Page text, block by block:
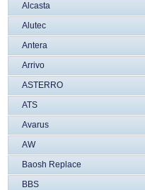
Alcasta
Alutec
Antera
Arrivo
ASTERRO
ATS
Avarus
AW
Baosh Replace
BBS